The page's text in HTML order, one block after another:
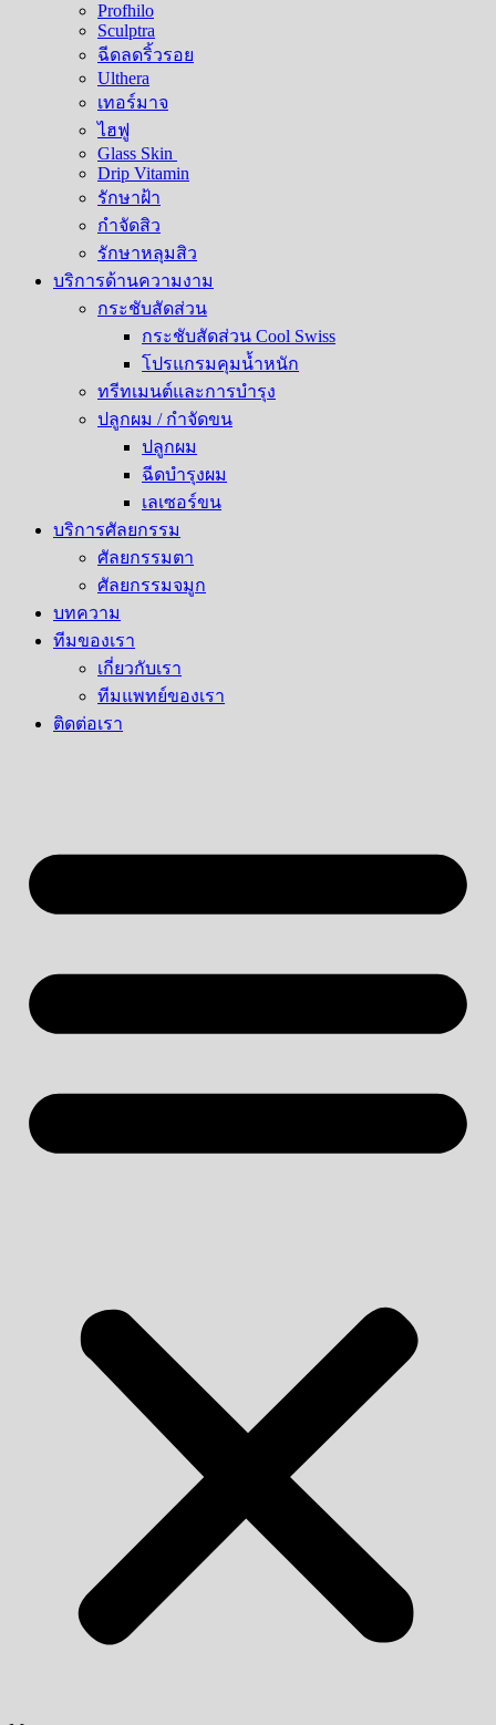
Profhilo
Sculptra
ฉีดลดริ้วรอย
Ulthera
เทอร์มาจ
ไฮฟู
Glass Skin
Drip Vitamin
รักษาฝ้า
กำจัดสิว
รักษาหลุมสิว​
บริการด้านความงาม
กระชับสัดส่วน
กระชับสัดส่วน Cool Swiss
โปรแกรมคุมน้ำหนัก
ทรีทเมนต์และการบำรุง
ปลูกผม / กำจัดขน
ปลูกผม
ฉีดบำรุงผม
เลเซอร์ขน
บริการศัลยกรรม
ศัลยกรรมตา
ศัลยกรรมจมูก
บทความ
ทีมของเรา
เกี่ยวกับเรา
ทีมแพทย์ของเรา
ติดต่อเรา